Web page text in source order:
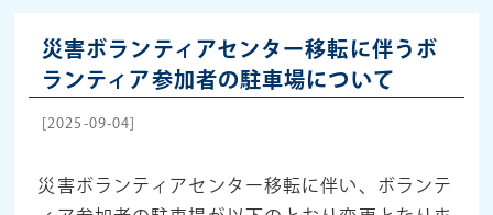
災害ボランティアセンター移転に伴うボ
ランティア参加者の駐車場について
[2025-09-04]
災害ボランティアセンター移転に伴い、ボランテ